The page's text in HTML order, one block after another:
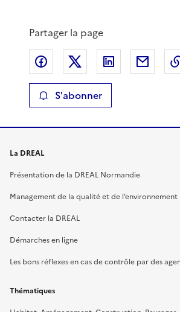
Partager la page
Partager sur Facebook
Partager sur XPartager sur
S'abonner
La DREAL
Présentation de la DREAL Normandie
Management de la qualité et de l’environnement
Contacter la DREAL
Démarches en ligne
Les bons réflexes en cas de contrôle par des
Thématiques